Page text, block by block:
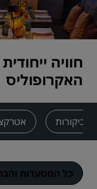
חוויה
האקרופוליס
ביקורות
כל המסעדות